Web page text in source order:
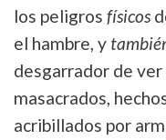
los peligros físicos
el hambre, y
desgarrador de
masacrados,
acribillados por